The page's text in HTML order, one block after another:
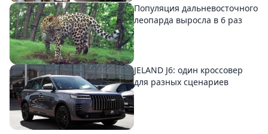
Популяция дальневосточного
леопарда выросла в 6 раз
JELAND J6: один кроссовер
для разных сценариев